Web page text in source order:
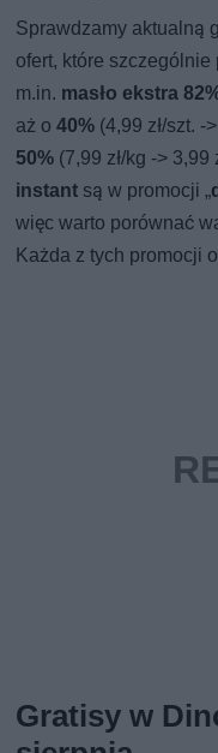
Sprawdzamy aktualną
ofert, które
m.in. masło ekstra
aż o40% (4,99 zł/szt. -
50% (7,99 zł/kg ->
instant są w promocji „
więc warto porównać
Każda z tych promocji
Gratisy w